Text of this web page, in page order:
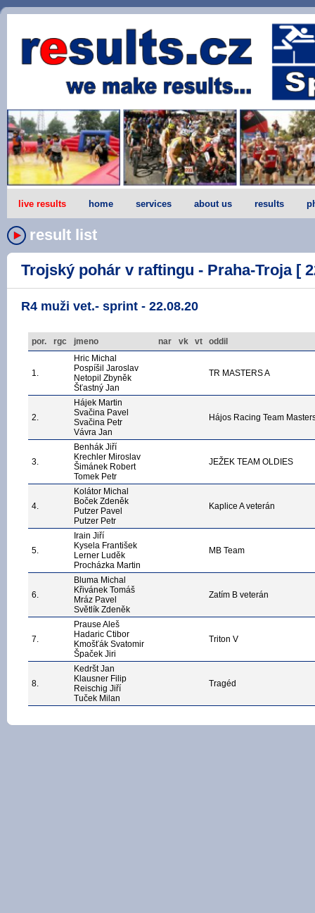
live results home services about us results
result list
Trojský pohár v raftingu - Praha-Troja [
R4 muži vet.- sprint - 22.08.20
por. rgc jmeno nar vk vt oddil
1.
Hric Michal
Pospíšil Jaroslav
Netopil Zbyněk
Šťastný Jan
TR MASTERS A
2.
Hájek Martin
Svačina Pavel
Svačina Petr
Vávra Jan
Hájos Racing Team
3.
Benhák Jiří
Krechler Miroslav
Šimánek Robert
Tomek Petr
JEŽEK TEAM OLDIES
4.
Kolátor Michal
Boček Zdeněk
Putzer Pavel
Putzer Petr
Kaplice A veterán
5.
Irain Jiří
Kysela František
Lerner Luděk
Procházka Martin
MB Team
6.
Bluma Michal
Křivánek Tomáš
Mráz Pavel
Světlík Zdeněk
Zatím B veterán
7.
Prause Aleš
Hadaric Ctibor
Kmošťák Svatomir
Špaček Jiri
Triton V
8.
Kedršt Jan
Klausner Filip
Reischig Jiří
Tuček Milan
Tragéd